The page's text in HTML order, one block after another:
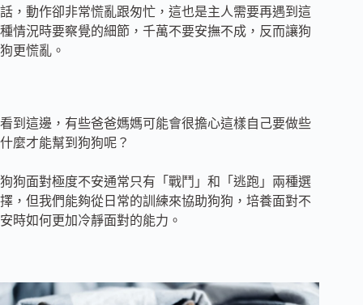
話，動作卻非常慌亂跟匆忙，這也是主人需要再遇到這
種情況時要察覺的細節，千萬不要安撫不成，反而讓狗
狗更慌亂。
看到這邊，有些爸爸媽媽可能會很擔心這樣自己要做些
什麼才能幫到狗狗呢？
狗狗面對極度不安通常只有「戰鬥」和「逃跑」兩種選
擇，但我們能夠從日常的訓練來協助狗狗，培養面對不
安時如何更加冷靜面對的能力。